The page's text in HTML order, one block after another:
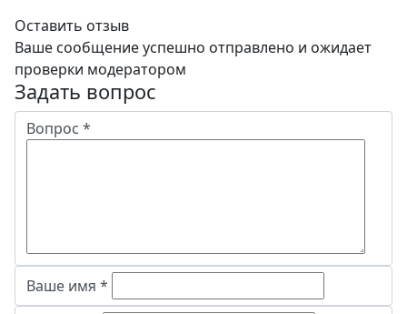
Оставить отзыв
Ваше сообщение успешно отправлено и ожидает
проверки модератором
Задать вопрос
Вопрос *
Ваше имя *